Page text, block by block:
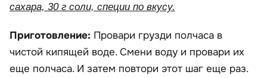
сахара, 30 г соли, специи по вкусу.
Приготовление: Провари грузди полчаса в
чистой кипящей воде. Смени воду и провари их
еще полчаса. И затем повтори этот шаг еще раз.